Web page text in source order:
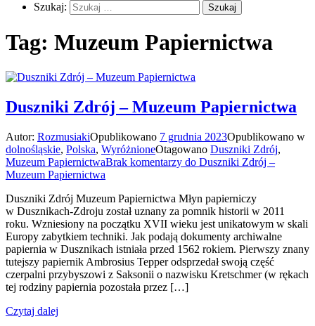
Szukaj:
Tag: Muzeum Papiernictwa
Duszniki Zdrój – Muzeum Papiernictwa
Autor: RozmusiakiOpublikowano 7 grudnia 2023Opublikowano w
dolnośląskie, Polska, WyróżnioneOtagowano Duszniki Zdrój,
Muzeum PapiernictwaBrak komentarzy do Duszniki Zdrój –
Muzeum Papiernictwa
Duszniki Zdrój Muzeum Papiernictwa Młyn papierniczy
w Dusznikach-Zdroju został uznany za pomnik historii w 2011
roku. Wzniesiony na początku XVII wieku jest unikatowym w skali
Europy zabytkiem techniki. Jak podają dokumenty archiwalne
papiernia w Dusznikach istniała przed 1562 rokiem. Pierwszy znany
tutejszy papiernik Ambrosius Tepper odsprzedał swoją część
czerpalni przybyszowi z Saksonii o nazwisku Kretschmer (w rękach
tej rodziny papiernia pozostała przez […]
Czytaj dalej